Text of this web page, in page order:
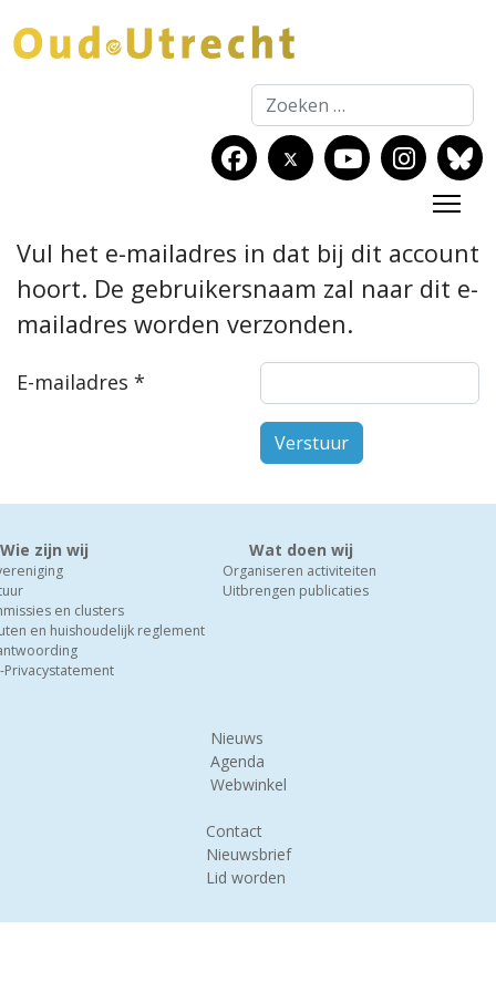
Zoeken
Vul het e-mailadres in dat bij dit account
hoort. De gebruikersnaam zal naar dit e-
mailadres worden verzonden.
E-mailadres *
Verstuur
Wie zijn wij
en clusters
en huishoudelijk reglement
Privacystatement
Wat doen wij
Organiseren activiteiten
Uitbrengen publicaties
Nieuws
Agenda
Webwinkel
Contact
Nieuwsbrief
Lid worden